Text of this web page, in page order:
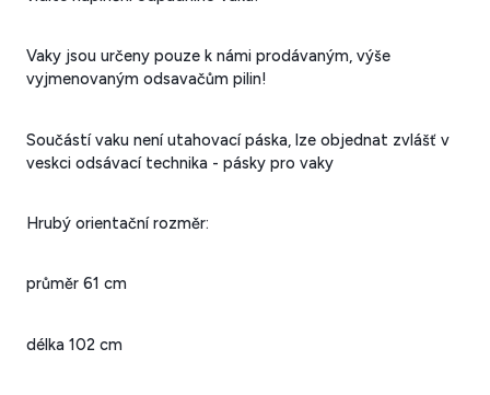
Vaky jsou určeny pouze k námi prodávaným, výše
vyjmenovaným odsavačům pilin!
Součástí vaku není utahovací páska, lze objednat zvlášť v
veskci odsávací technika - pásky pro vaky
Hrubý orientační rozměr:
průměr 61 cm
délka 102 cm